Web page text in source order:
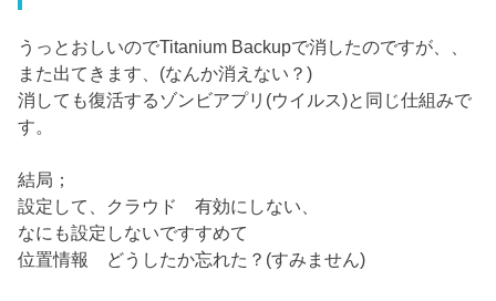
うっとおしいのでTitanium Backupで消したのですが、、
また出てきます、(なんか消えない？)
消しても復活するゾンビアプリ(ウイルス)と同じ仕組みで
す。
結局；
設定して、クラウド 有効にしない、
なにも設定しないですすめて
位置情報 どうしたか忘れた？(すみません)